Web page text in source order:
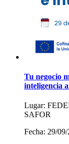
Tu negocio
inteligencia
Lugar:
SAFOR
Fecha: 29/